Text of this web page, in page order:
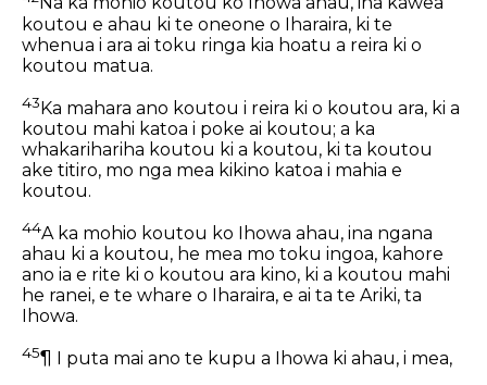
koutou e ahau ki te oneone o Iharaira, ki te
whenua i ara ai toku ringa kia hoatu a reira ki o
koutou matua.
43Ka mahara ano koutou i reira ki o koutou ara, ki a
koutou mahi katoa i poke ai koutou; a ka
whakarihariha koutou ki a koutou, ki ta koutou
ake titiro, mo nga mea kikino katoa i mahia e
koutou.
44A ka mohio koutou ko Ihowa ahau, ina ngana
ahau ki a koutou, he mea mo toku ingoa, kahore
ano ia e rite ki o koutou ara kino, ki a koutou mahi
he ranei, e te whare o Iharaira, e ai ta te Ariki, ta
Ihowa.
45¶ I puta mai ano te kupu a Ihowa ki ahau, i mea,